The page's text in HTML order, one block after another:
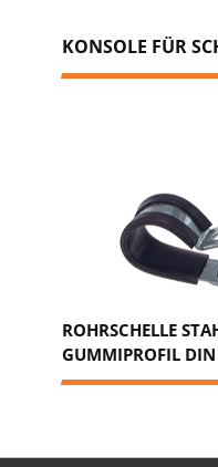
KONSOLE FÜR
ROHRSCHELLE
GUMMIPROFIL